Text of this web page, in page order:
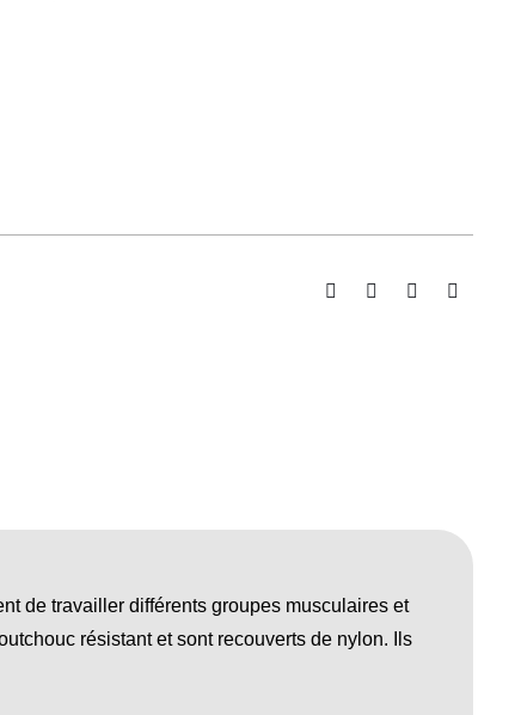
de travailler différents groupes musculaires et
résistant et sont recouverts de nylon. Ils